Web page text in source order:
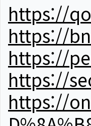
https://
https://
https://
https://
https://